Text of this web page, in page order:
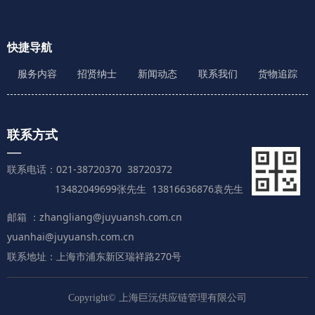
快捷导航
服务内容 招贤纳士 新闻动态 联系我们 货物追踪
Copyright© 上海巨沅供应链管理有限公司
联系方式
—
联系电话：021-38720370 38720372
13482049699张先生 13816636876袁先生
邮箱 ：zhangliang@juyuansh.com.cn
yuanhai@juyuansh.com.cn
联系地址：上海市浦东新区瑞祥路270号